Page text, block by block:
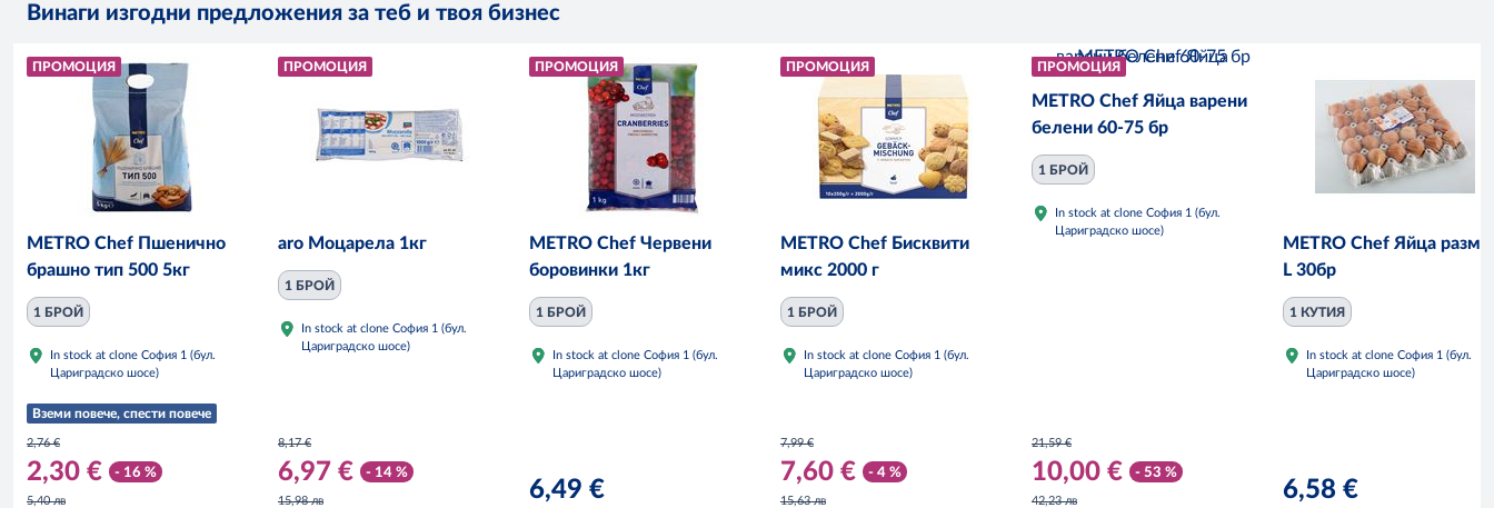
Винаги изгодни предложения за теб и твоя бизнес
ПРОМОЦИЯ
METRO Chef Пшенично
брашно тип 500 5кг
1 БРОЙ
In stock at clone София 1 (бул.
Цариградско шосе)
Вземи повече, спести повече
2,76 €
2,30 € - 16 %
5,40 лв
ПРОМОЦИЯ
aro Моцарела 1кг
1 БРОЙ
In stock at clone София 1 (бул.
Цариградско шосе)
8,17 €
6,97 € - 14 %
15,98 лв
ПРОМОЦИЯ
METRO Chef Червени
боровинки 1кг
1 БРОЙ
In stock at clone София 1 (бул.
Цариградско шосе)
6,49 €
ПРОМОЦИЯ
METRO Chef Бисквити
микс 2000 г
1 БРОЙ
In stock at clone София 1 (бул.
Цариградско шосе)
7,99 €
7,60 € - 4 %
15,63 лв
ПРОМОЦИЯ
METRO Chef Яйца варени
белени 60-75 бр
1 БРОЙ
In stock at clone София 1 (бул.
Цариградско шосе)
21,59 €
10,00 € - 53 %
42,23 лв
METRO Chef Яйца
L 30бр
1 КУТИЯ
In stock at clone София 1 (бул.
Цариградско шосе)
6,58 €